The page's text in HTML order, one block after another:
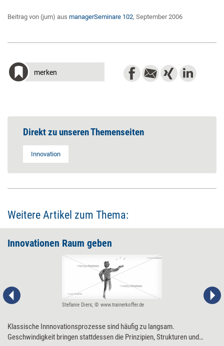
Beitrag von (jum) aus managerSeminare 102, September 2006
merken
Direkt zu unseren Themenseiten
Innovation
Weitere Artikel zum Thema:
Innovationen Raum geben
Stefanie Diers; © www.trainerkoffer.de
Klassische Innnovationsprozesse sind häufig zu langsam.
Geschwindigkeit bringen stattdessen die Prinzipien, Strukturen und